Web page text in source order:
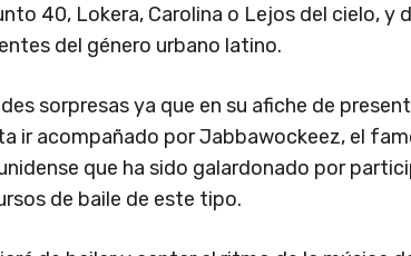
40, Lokera, Carolina o Lejos del cielo, y
del género urbano latino.
sorpresas ya que en su afiche de
ir acompañado por Jabbawockeez, el
que ha sido galardonado por
de baile de este tipo.